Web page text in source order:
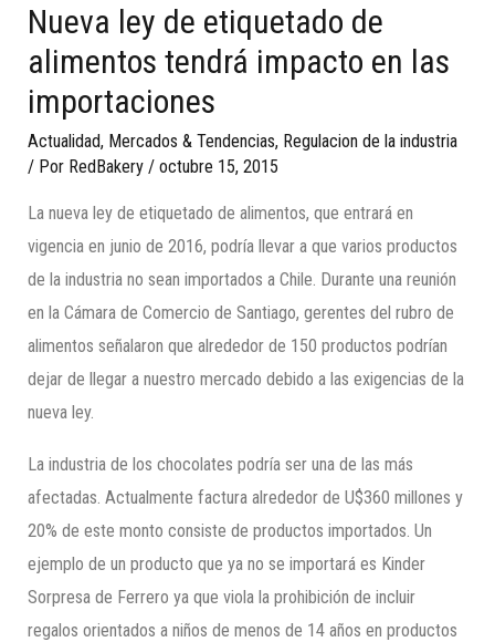
Nueva ley de etiquetado de
alimentos tendrá impacto en las
importaciones
Actualidad, Mercados & Tendencias, Regulacion de la industria
/ Por RedBakery /octubre 15, 2015
La nueva ley de etiquetado de alimentos, que entrará en
vigencia en junio de 2016, podría llevar a que varios productos
de la industria no sean importados a Chile. Durante una reunión
en la Cámara de Comercio de Santiago, gerentes del rubro de
alimentos señalaron que alrededor de 150 productos podrían
dejar de llegar a nuestro mercado debido a las exigencias de la
nueva ley.
La industria de los chocolates podría ser una de las más
afectadas. Actualmente factura alrededor de U$360 millones y
20% de este monto consiste de productos importados. Un
ejemplo de un producto que ya no se importará es Kinder
Sorpresa de Ferrero ya que viola la prohibición de incluir
regalos orientados a niños de menos de 14 años en productos